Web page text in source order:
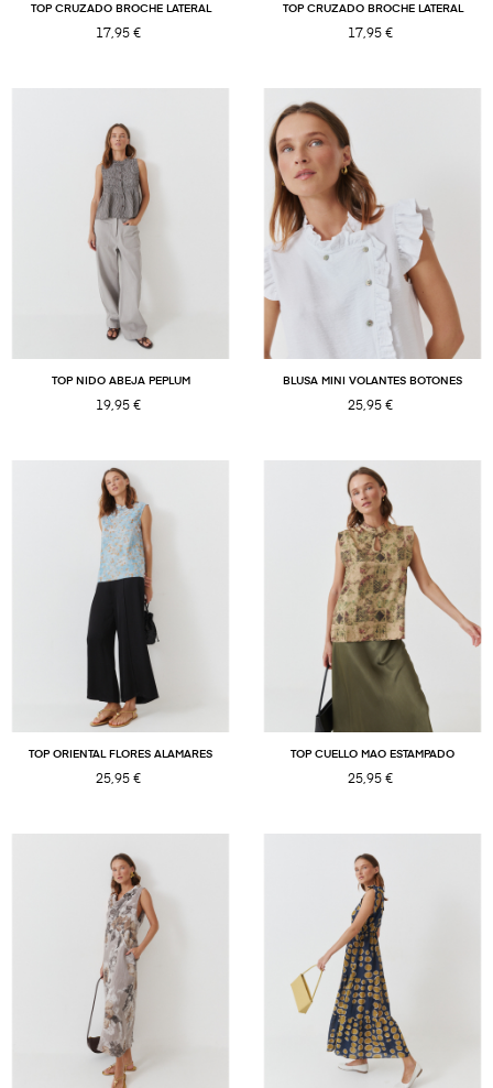
TOP CRUZADO BROCHE LATERAL
17,95 €
TOP CRUZADO BROCHE LATERAL
17,95 €
TOP NIDO ABEJA PEPLUM
19,95 €
BLUSA MINI VOLANTES BOTONES
25,95 €
TOP ORIENTAL FLORES ALAMARES
25,95 €
TOP CUELLO MAO ESTAMPADO
25,95 €